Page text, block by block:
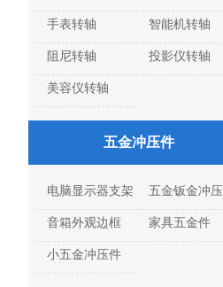
手表转轴 智能机转轴
阻尼转轴 投影仪转轴
美容仪转轴
五金冲压件
电脑显示器支架 五金钣金冲压
音箱外观边框 家具五金件
小五金冲压件